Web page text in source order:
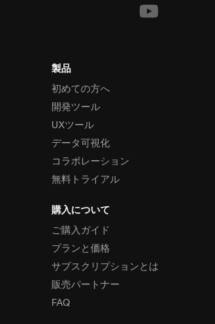
製品
初めての方へ
開発ツール
UXツール
データ可視化
コラボレーション
無料トライアル
購入について
ご購入ガイド
プランと価格
サブスクリプションとは
販売パートナー
FAQ